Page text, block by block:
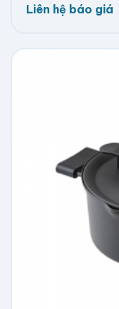
Liên hệ báo giá